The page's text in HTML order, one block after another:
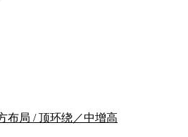
布局 / 顶环绕／中增高